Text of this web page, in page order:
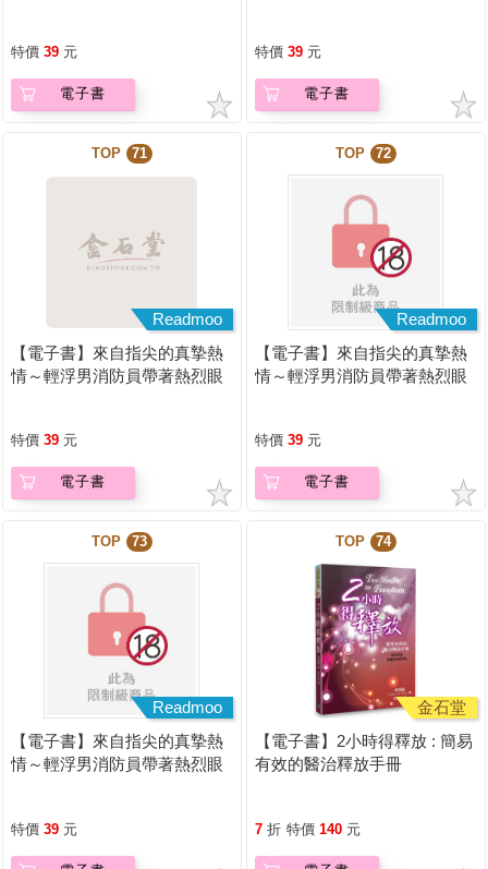
特價 39 元
電子書
特價 39 元
電子書
TOP 71
Readmoo
【電子書】來自指尖的真摯熱
情～輕浮男消防員帶著熱烈眼
特價 39 元
電子書
TOP 72
Readmoo
【電子書】來自指尖的真摯熱
情～輕浮男消防員帶著熱烈眼
特價 39 元
電子書
TOP 73
Readmoo
【電子書】來自指尖的真摯熱
情～輕浮男消防員帶著熱烈眼
特價 39 元
TOP 74
金石堂
【電子書】2小時得釋放 : 簡易
有效的醫治釋放手冊
7 折 特價 140 元